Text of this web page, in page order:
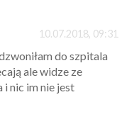
10.07.2018, 09:31
do szpitala
ale widze ze
nic im nie jest